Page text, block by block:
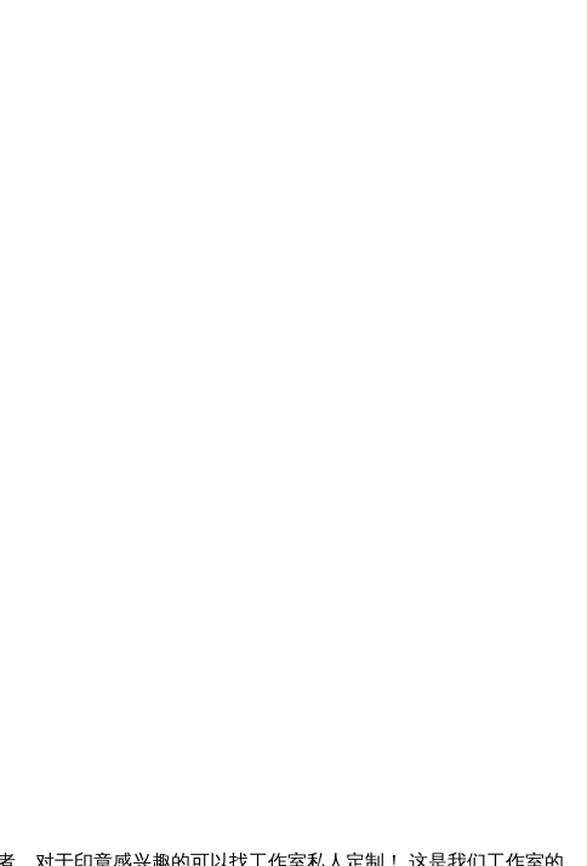
、对于印章感兴趣的可以找工作室私人定制！ 这是我们工作室的